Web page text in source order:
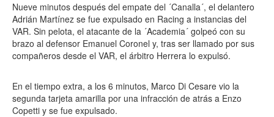
Nueve minutos después del empate del ´Canalla´, el delantero
Adrián Martínez se fue expulsado en Racing a instancias del
VAR. Sin pelota, el atacante de la ´Academia´ golpeó con su
brazo al defensor Emanuel Coronel y, tras ser llamado por sus
compañeros desde el VAR, el árbitro Herrera lo expulsó.
En el tiempo extra, a los 6 minutos, Marco Di Cesare vio la
segunda tarjeta amarilla por una infracción de atrás a Enzo
Copetti y se fue expulsado.